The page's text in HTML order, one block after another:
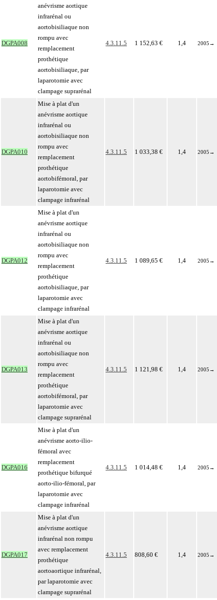
DGPA008
anévrisme aortique
infrarénal ou
aortobisiliaque non
rompu avec
remplacement
prothétique
aortobisiliaque, par
laparotomie avec
clampage suprarénal
4.3.11.5 1 152,63 € 1,4 2005 →
DGPA010
Mise à plat d'un
anévrisme aortique
infrarénal ou
aortobisiliaque non
rompu avec
remplacement
prothétique
aortobifémoral, par
laparotomie avec
clampage infrarénal
4.3.11.5 1 033,38 € 1,4 2005 →
DGPA012
Mise à plat d'un
anévrisme aortique
infrarénal ou
aortobisiliaque non
rompu avec
remplacement
prothétique
aortobisiliaque, par
laparotomie avec
clampage infrarénal
4.3.11.5 1 089,65 € 1,4 2005 →
DGPA013
Mise à plat d'un
anévrisme aortique
infrarénal ou
aortobisiliaque non
rompu avec
remplacement
prothétique
aortobifémoral, par
laparotomie avec
clampage suprarénal
4.3.11.5 1 121,98 € 1,4 2005 →
DGPA016
Mise à plat d'un
anévrisme aorto-ilio-
fémoral avec
remplacement
prothétique bifurqué
aorto-ilio-fémoral, par
laparotomie avec
clampage infrarénal
4.3.11.5 1 014,48 € 1,4 2005 →
DGPA017
Mise à plat d'un
anévrisme aortique
infrarénal non rompu
avec remplacement
prothétique
aortoaortique infrarénal,
par laparotomie avec
clampage suprarénal
4.3.11.5 808,60 € 1,4 2005 →